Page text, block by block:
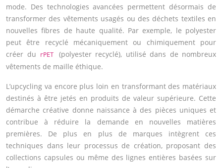
mode. Des technologies avancées permettent désormais de
transformer des vêtements usagés ou des déchets textiles en
nouvelles fibres de haute qualité. Par exemple, le polyester
peut être recyclé mécaniquement ou chimiquement pour
créer du
rPET (polyester recyclé), utilisé dans de nombreux
vêtements de maille éthique.
L’upcycling va encore plus loin en transformant des matériaux
destinés à être jetés en produits de valeur supérieure. Cette
démarche créative donne naissance à des pièces uniques et
contribue à réduire la demande en nouvelles matières
premières. De plus en plus de marques intègrent ces
techniques dans leur processus de création, proposant des
collections capsules ou même des lignes entières basées sur